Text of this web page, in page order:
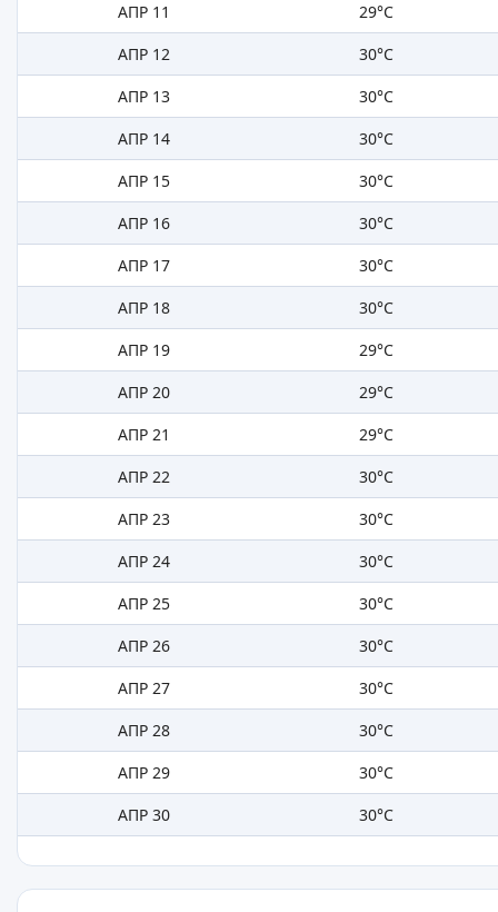
АПР 11
29°C
АПР 12
30°C
АПР 13
30°C
АПР 14
30°C
АПР 15
30°C
АПР 16
30°C
АПР 17
30°C
АПР 18
30°C
АПР 19
29°C
АПР 20
29°C
АПР 21
29°C
АПР 22
30°C
АПР 23
30°C
АПР 24
30°C
АПР 25
30°C
АПР 26
30°C
АПР 27
30°C
АПР 28
30°C
АПР 29
30°C
АПР 30
30°C